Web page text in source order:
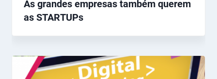
As grandes empresas também querem
as STARTUPs